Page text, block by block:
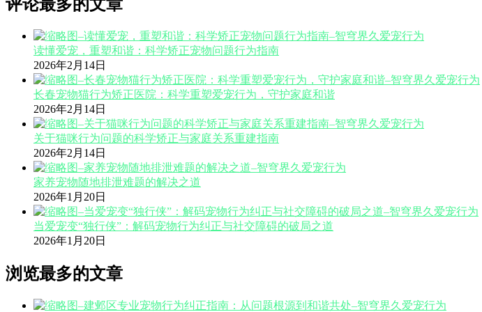
评论最多的文章
读懂爱宠，重塑和谐：科学矫正宠物问题行为指南
2026年2月14日
长春宠物猫行为矫正医院：科学重塑爱宠行为，守护家庭和谐
2026年2月14日
关于猫咪行为问题的科学矫正与家庭关系重建指南
2026年2月14日
家养宠物随地排泄难题的解决之道
2026年1月20日
当爱宠变“独行侠”：解码宠物行为纠正与社交障碍的破局之道
2026年1月20日
浏览最多的文章